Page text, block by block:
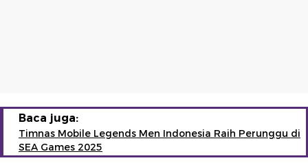
Baca juga:
Timnas Mobile Legends Men Indonesia Raih Perunggu di
SEA Games 2025